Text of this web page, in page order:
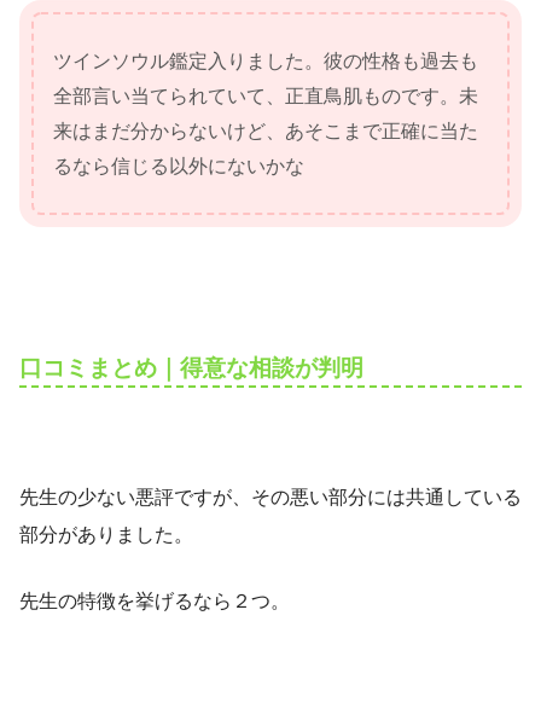
ツインソウル鑑定入りました。彼の性格も過去も
全部言い当てられていて、正直鳥肌ものです。未
来はまだ分からないけど、あそこまで正確に当た
るなら信じる以外にないかな
口コミまとめ｜得意な相談が判明
先生の少ない悪評ですが、その悪い部分には共通している
部分がありました。
先生の特徴を挙げるなら２つ。